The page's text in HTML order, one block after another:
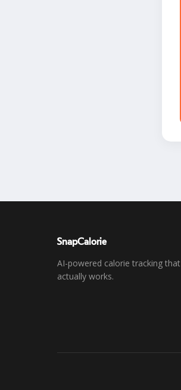
SnapCalorie
AI-powered calorie tracking that
actually works.